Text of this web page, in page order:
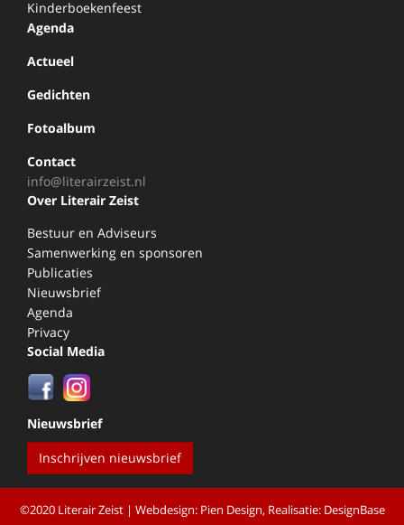
Kinderboekenfeest
Agenda
Actueel
Gedichten
Fotoalbum
Contact
info@literairzeist.nl
Over Literair Zeist
Bestuur en Adviseurs
Samenwerking en sponsoren
Publicaties
Nieuwsbrief
Agenda
Privacy
Social Media
Nieuwsbrief
Inschrijven nieuwsbrief
©2020 Literair Zeist | Webdesign: Pien Design, Realisatie: DesignBase